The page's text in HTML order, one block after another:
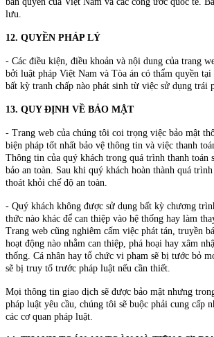
lưu.
12. QUYỀN PHÁP LÝ
- Các điều kiện, điều khoản và nội dung của trang
bởi luật pháp Việt Nam và Tòa án có thẩm quyền
bất kỳ tranh chấp nào phát sinh từ việc sử dụng trái
13. QUY ĐỊNH VỀ BẢO MẬT
- Trang web của chúng tôi coi trọng việc bảo mật
biện pháp tốt nhất bảo vệ thông tin và việc thanh
Thông tin của quý khách trong quá trình thanh toán
bảo an toàn. Sau khi quý khách hoàn thành quá
thoát khỏi chế độ an toàn.
- Quý khách không được sử dụng bất kỳ chương
thức nào khác để can thiệp vào hệ thống hay làm
Trang web cũng nghiêm cấm việc phát tán, truyền
hoạt động nào nhằm can thiệp, phá hoại hay xâm
thống. Cá nhân hay tổ chức vi phạm sẽ bị tước bỏ
sẽ bị truy tố trước pháp luật nếu cần thiết.
Mọi thông tin giao dịch sẽ được bảo mật nhưng
pháp luật yêu cầu, chúng tôi sẽ buộc phải cung cấp
các cơ quan pháp luật.